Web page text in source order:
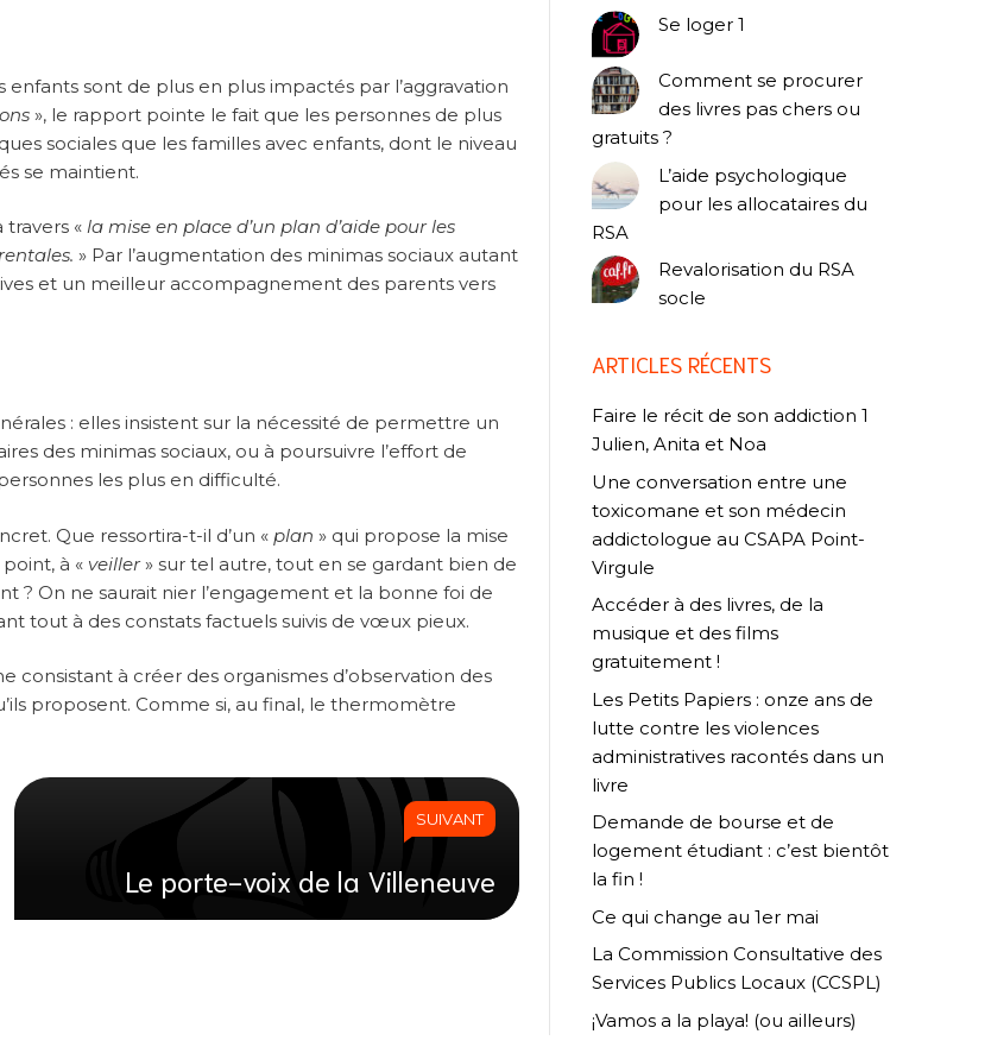
sont de plus en plus impactés par l’aggravation
», le rapport pointe le fait que les personnes de plus
sociales que les familles avec enfants, dont le niveau
se maintient.
« la mise en place d’un plan d’aide pour les
» Par l’augmentation des minimas sociaux autant
et un meilleur accompagnement des parents vers
: elles insistent sur la nécessité de permettre un
des minimas sociaux, ou à poursuivre l’effort de
les plus en difficulté.
Que ressortira-t-il d’un « plan » qui propose la mise
à « veiller» sur tel autre, tout en se gardant bien de
On ne saurait nier l’engagement et la bonne foi de
tout à des constats factuels suivis de vœux pieux.
consistant à créer des organismes d’observation des
proposent. Comme si, au final, le thermomètre
SUIVANT
Le porte-voix de la Villeneuve
Se loger 1
Comment se procurer
des livres pas chers ou
gratuits ?
L’aide psychologique
pour les allocataires du
RSA
Revalorisation du RSA
socle
ARTICLES RÉCENTS
Faire le récit de son addiction 1
Julien, Anita et Noa
Une conversation entre une
toxicomane et son médecin
addictologue au CSAPA Point-
Virgule
Accéder à des livres, de la
musique et des films
gratuitement !
Les Petits Papiers : onze ans de
lutte contre les violences
administratives racontés dans un
livre
Demande de bourse et de
logement étudiant : c’est bientôt
la fin !
Ce qui change au 1er mai
La Commission Consultative des
Services Publics Locaux (CCSPL)
¡Vamos a la playa! (ou ailleurs)